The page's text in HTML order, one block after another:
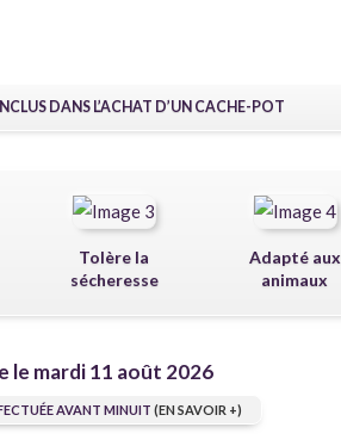
DANS L’ACHAT D’UN CACHE-POT
Tolère la
sécheresse
Adapté aux
animaux
le mardi 11 août 2026
AVANT MINUIT (EN SAVOIR +)